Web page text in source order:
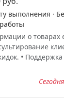
выполнения ·
о товарах
•